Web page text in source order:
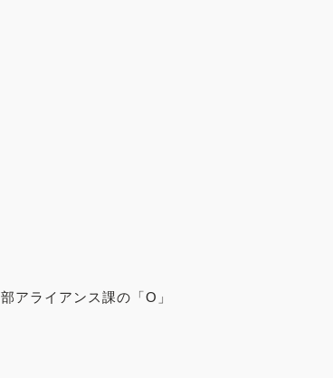
アライアンス課の「O」